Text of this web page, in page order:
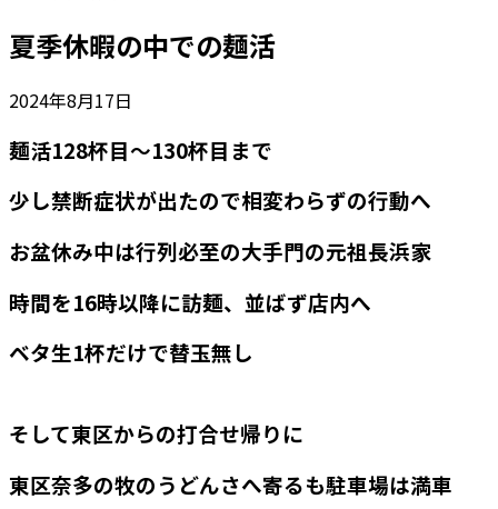
夏季休暇の中での麺活
2024年8月17日
麺活128杯目～130杯目まで
少し禁断症状が出たので相変わらずの行動へ
お盆休み中は行列必至の大手門の元祖長浜家
時間を16時以降に訪麺、並ばず店内へ
ベタ生1杯だけで替玉無し
そして東区からの打合せ帰りに
東区奈多の牧のうどんさへ寄るも駐車場は満車